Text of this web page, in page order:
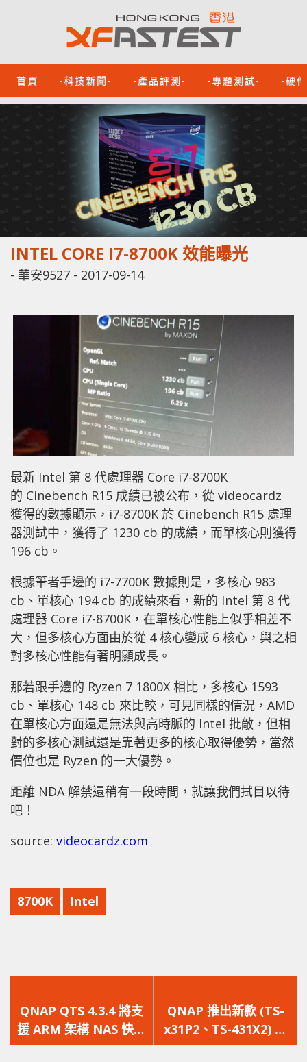
首頁 -科技新聞- -產品評測- -專題測試- -硬
INTEL CORE I7-8700K 效能曝光
- 華安9527 - 2017-09-14
最新 Intel 第 8 代處理器 Core i7-8700K
的 Cinebench R15 成績已被公布，從 videocardz
獲得的數據顯示，i7-8700K 於 Cinebench R15 處理
器測試中，獲得了 1230 cb 的成績，而單核心則獲得
196 cb。
根據筆者手邊的 i7-7700K 數據則是，多核心 983
cb、單核心 194 cb 的成績來看，新的 Intel 第 8 代
處理器 Core i7-8700K，在單核心性能上似乎相差不
大，但多核心方面由於從 4 核心變成 6 核心，與之相
對多核心性能有著明顯成長。
那若跟手邊的 Ryzen 7 1800X 相比，多核心 1593
cb、單核心 148 cb 來比較，可見同樣的情況，AMD
在單核心方面還是無法與高時脈的 Intel 批敵，但相
對的多核心測試還是靠著更多的核心取得優勢，當然
價位也是 Ryzen 的一大優勢。
距離 NDA 解禁還稍有一段時間，就讓我們拭目以待
吧！
source: videocardz.com
8700K Intel
一
篇
文
QNAP QTS 4.3.4 將支
援 ARM 架構 NAS 快照
功能，並公佈多部 TS-
一
篇
文
QNAP 推出新款 (TS-
x31P2、TS-431X2) 系
列，快照功能強化資料